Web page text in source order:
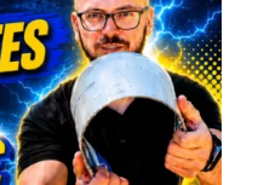
AMR25, nuevo coche
AMR25
1 2025, rendimiento
Lance Stroll AMR25.